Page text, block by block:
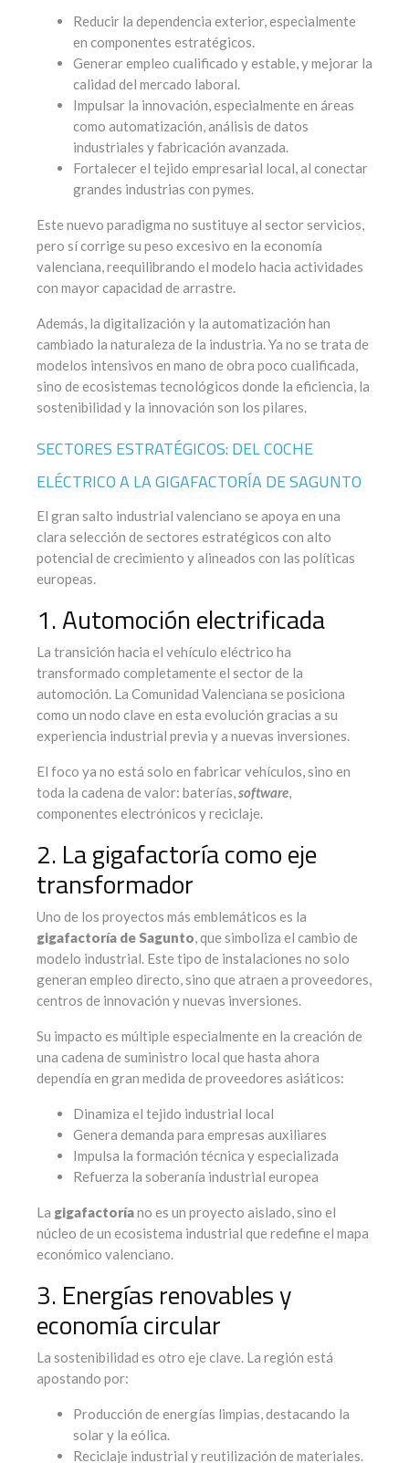
Reducir la dependencia exterior, especialmente
en componentes estratégicos.
Generar empleo cualificado y estable, y mejorar la
calidad del mercado laboral.
Impulsar la innovación, especialmente en áreas
como automatización, análisis de datos
industriales y fabricación avanzada.
Fortalecer el tejido empresarial local, al conectar
grandes industrias con pymes.
Este nuevo paradigma no sustituye al sector servicios,
pero sí corrige su peso excesivo en la economía
valenciana, reequilibrando el modelo hacia actividades
con mayor capacidad de arrastre.
Además, la digitalización y la automatización han
cambiado la naturaleza de la industria. Ya no se trata de
modelos intensivos en mano de obra poco cualificada,
sino de ecosistemas tecnológicos donde la eficiencia, la
sostenibilidad y la innovación son los pilares.
SECTORES ESTRATÉGICOS: DEL COCHE
ELÉCTRICO A LA GIGAFACTORÍA DE SAGUNTO
El gran salto industrial valenciano se apoya en una
clara selección de sectores estratégicos con alto
potencial de crecimiento y alineados con las políticas
europeas.
1. Automoción electrificada
La transición hacia el vehículo eléctrico ha
transformado completamente el sector de la
automoción. La Comunidad Valenciana se posiciona
como un nodo clave en esta evolución gracias a su
experiencia industrial previa y a nuevas inversiones.
El foco ya no está solo en fabricar vehículos, sino en
toda la cadena de valor: baterías,software,
componentes electrónicos y reciclaje.
2. La gigafactoría como eje
transformador
Uno de los proyectos más emblemáticos es la
gigafactoría de Sagunto, que simboliza el cambio de
modelo industrial. Este tipo de instalaciones no solo
generan empleo directo, sino que atraen a proveedores,
centros de innovación y nuevas inversiones.
Su impacto es múltiple especialmente en la creación de
una cadena de suministro local que hasta ahora
dependía en gran medida de proveedores asiáticos:
Dinamiza el tejido industrial local
Genera demanda para empresas auxiliares
Impulsa la formación técnica y especializada
Refuerza la soberanía industrial europea
La gigafactoríano es un proyecto aislado, sino el
núcleo de un ecosistema industrial que redefine el mapa
económico valenciano.
3. Energías renovables y
economía circular
La sostenibilidad es otro eje clave. La región está
apostando por:
Producción de energías limpias, destacando la
solar y la eólica.
Reciclaje industrial y reutilización de materiales.